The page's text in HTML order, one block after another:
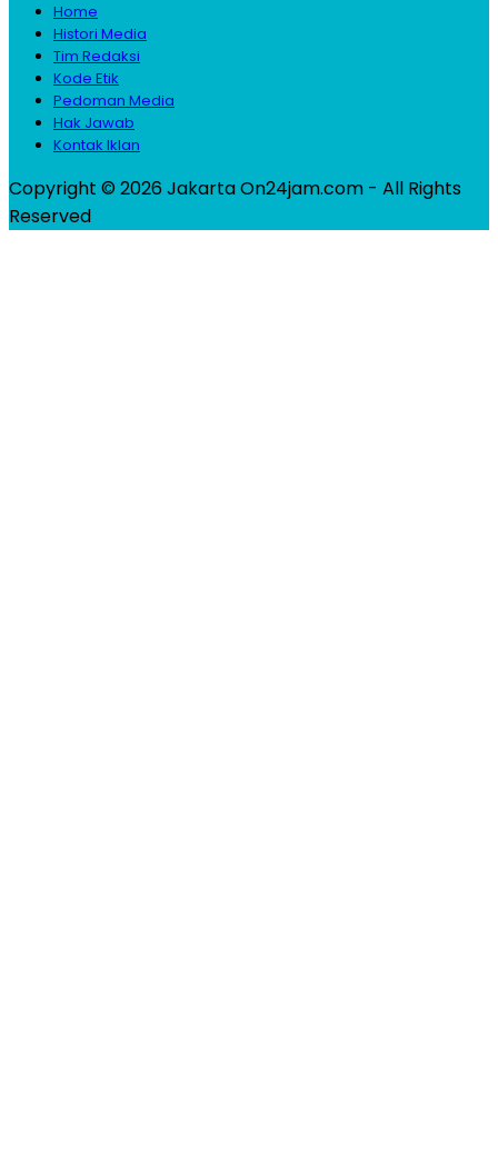
Home
Histori Media
Tim Redaksi
Kode Etik
Pedoman Media
Hak Jawab
Kontak Iklan
Copyright © 2026 Jakarta On24jam.com - All Rights
Reserved